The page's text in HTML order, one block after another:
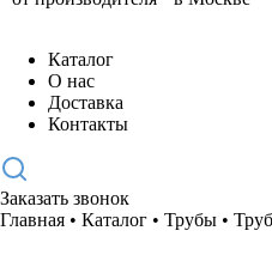
Каталог
О нас
Доставка
Контакты
Заказать звонок
Главная • Каталог • Трубы •